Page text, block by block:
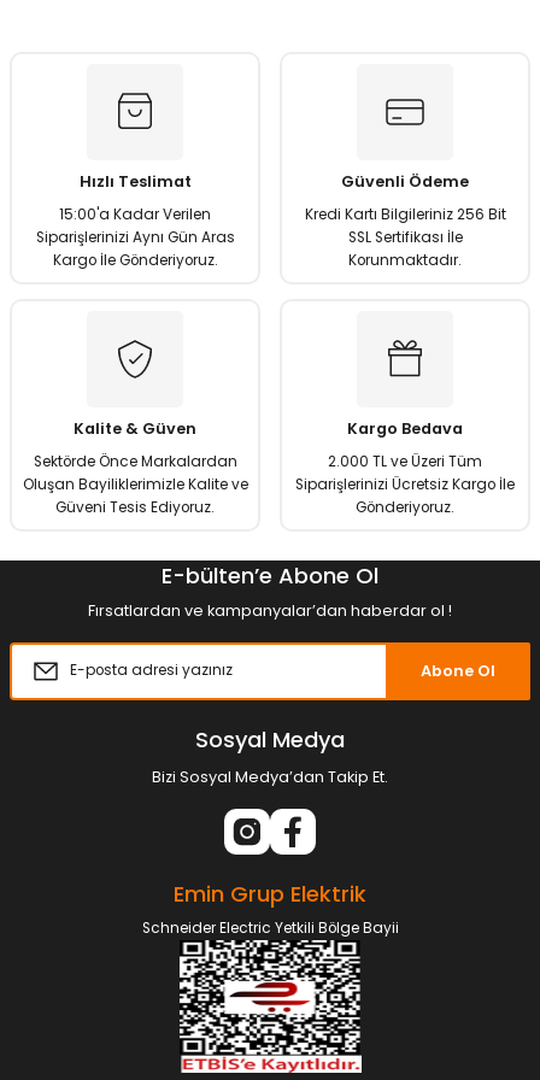
Ürün resmi kalitesiz, bozuk veya görüntülenemiyor.
Ürün fiyatı diğer sitelerden daha pahalı.
Bu ürüne benzer farklı alternatifler olmalı.
Hızlı Teslimat
15:00'a Kadar Verilen
Siparişlerinizi Aynı Gün Aras
Kargo İle Gönderiyoruz.
Güvenli Ödeme
Kredi Kartı Bilgileriniz 256 Bit
SSL Sertifikası İle
Korunmaktadır.
Kalite & Güven
Sektörde Önce Markalardan
Oluşan Bayiliklerimizle Kalite ve
Güveni Tesis Ediyoruz.
Kargo Bedava
2.000 TL ve Üzeri Tüm
Siparişlerinizi Ücretsiz Kargo İle
Gönderiyoruz.
E-bülten’e Abone Ol
Fırsatlardan ve kampanyalar’dan haberdar ol !
Abone Ol
Sosyal Medya
Bizi Sosyal Medya’dan Takip Et.
Emin Grup Elektrik
Schneider Electric Yetkili Bölge Bayii